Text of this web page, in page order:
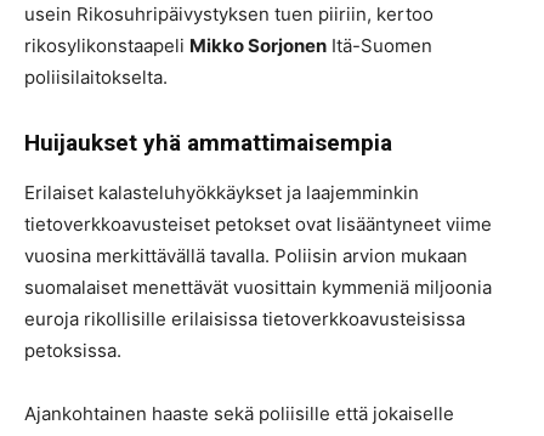
usein Rikosuhripäivystyksen tuen piiriin, kertoo
rikosylikonstaapeli Mikko Sorjonen Itä-Suomen
poliisilaitokselta.
Huijaukset yhä ammattimaisempia
Erilaiset kalasteluhyökkäykset ja laajemminkin
tietoverkkoavusteiset petokset ovat lisääntyneet viime
vuosina merkittävällä tavalla. Poliisin arvion mukaan
suomalaiset menettävät vuosittain kymmeniä miljoonia
euroja rikollisille erilaisissa tietoverkkoavusteisissa
petoksissa.
Ajankohtainen haaste sekä poliisille että jokaiselle